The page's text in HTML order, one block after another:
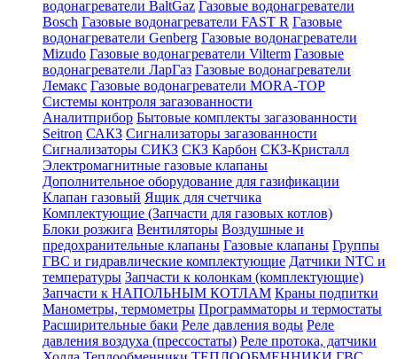
водонагреватели BaltGaz Газовые водонагреватели
Bosch Газовые водонагреватели FAST R Газовые
водонагреватели Genberg Газовые водонагреватели
Mizudo Газовые водонагреватели Vilterm Газовые
водонагреватели ЛарГаз Газовые водонагреватели
Лемакс Газовые водонагреватели MORA-TOP
Системы контроля загазованности
Аналитприбор Бытовые комплекты загазованности
Seitron САКЗ Сигнализаторы загазованности
Сигнализаторы СИКЗ СКЗ Карбон СКЗ-Кристалл
Электромагнитные газовые клапаны
Дополнительное оборудование для газификации
Клапан газовый Ящик для счетчика
Комплектующие (Запчасти для газовых котлов)
Блоки розжига Вентиляторы Воздушные и
предохранительные клапаны Газовые клапаны Группы
ГВС и гидравлические комплектующие Датчики NTC и
температуры Запчасти к колонкам (комплектующие)
Запчасти к НАПОЛЬНЫМ КОТЛАМ Краны подпитки
Манометры, термометры Программаторы и термостаты
Расширительные баки Реле давления воды Реле
давления воздуха (прессостаты) Реле протока, датчики